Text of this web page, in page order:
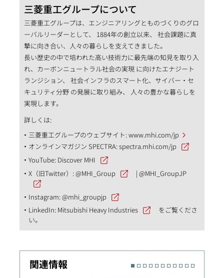
三菱重工グループについて
三菱重工グループは、エンジニアリングとものづくりのグロ
ーバルリーダーとして、 1884年の創立以来、 社会課題に真
摯に向き合い、人々の暮らしを支えてきました。
長い歴史の中で培われた高い技術力に最先端の知見を取り入
れ、カーボンニュートラル社会の実現 に向けたエナジート
ランジション、 社会インフラのスマート化、サイバー・セ
キュリティ分野 の発展に取り組み、 人々の豊かな暮らしを
実現します。
詳しくは:
三菱重工グループのウェブサイト:www.mhi.com/jp
オンラインマガジン SPECTRA:spectra.mhi.com/jp
YouTube: Discover MHI
X（旧Twitter）:@MHI_Group |@MHI_GroupJP
Instagram:@mhi_groupjp
LinkedIn: Mitsubishi Heavy Industries
をご覧くださ
い。
関連情報